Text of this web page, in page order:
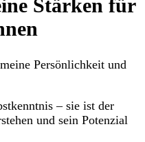
Stärken für
Persönlichkeit und
– sie ist der
und sein Potenzial